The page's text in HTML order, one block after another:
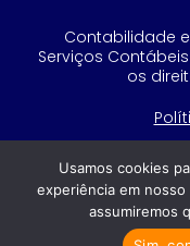
Contabilidade
Serviços Contábeis
os
Feito
Usamos cookies
experiência em
assumiremos